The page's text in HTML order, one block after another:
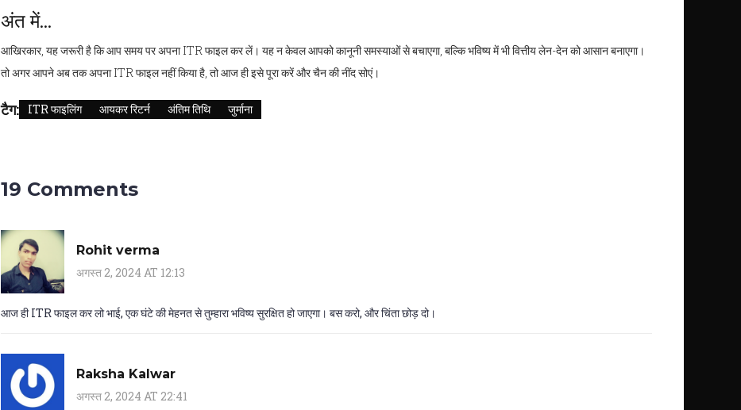
अंत में...
आखिरकार, यह जरूरी है कि आप समय पर अपना ITR फाइल कर लें। यह न केवल आपको कानूनी समस्याओं से बचाएगा, बल्कि भविष्य में भी वित्तीय लेन-देन को आसान बनाएगा।
तो अगर आपने अब तक अपना ITR फाइल नहीं किया है, तो आज ही इसे पूरा करें और चैन की नींद सोएं।
टैग: ITR फाइलिंग आयकर रिटर्न अंतिम तिथि जुर्माना
19 Comments
Rohit verma
अगस्त 2, 2024 AT 12:13
आज ही ITR फाइल कर लो भाई, एक घंटे की मेहनत से तुम्हारा भविष्य सुरक्षित हो जाएगा। बस करो, और चिंता छोड़ दो।
Raksha Kalwar
अगस्त 2, 2024 AT 22:41